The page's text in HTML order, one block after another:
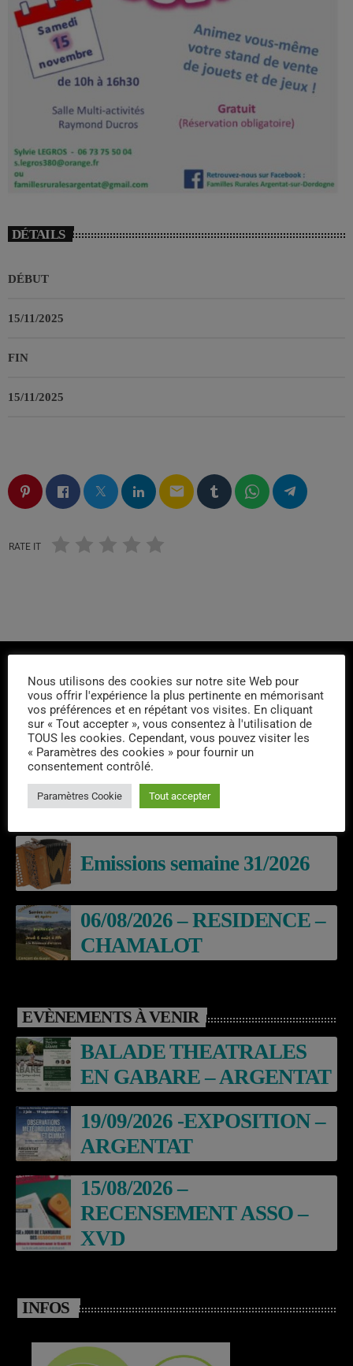
DÉTAILS
DÉBUT
15/11/2025
FIN
15/11/2025
email
RATE IT
DERNIERS PODCASTS
Laroq’En Fête
Emissions semaine 31/2026
06/08/2026 – RESIDENCE –
CHAMALOT
EVÈNEMENTS À VENIR
BALADE THEATRALES
EN GABARE – ARGENTAT
19/09/2026 -EXPOSITION –
ARGENTAT
15/08/2026 –
RECENSEMENT ASSO –
XVD
INFOS
Nous utilisons des cookies sur notre site Web pour
vous offrir l'expérience la plus pertinente en mémorisant
vos préférences et en répétant vos visites. En cliquant
sur « Tout accepter », vous consentez à l'utilisation de
TOUS les cookies. Cependant, vous pouvez visiter les
« Paramètres des cookies » pour fournir un
consentement contrôlé.
Paramètres Cookie Tout accepter